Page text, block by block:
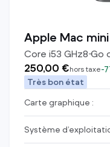
Apple Mac
Core i53 GHz8Go
250,00 €hors taxe-
Très bon état
Carte graphique :
Système